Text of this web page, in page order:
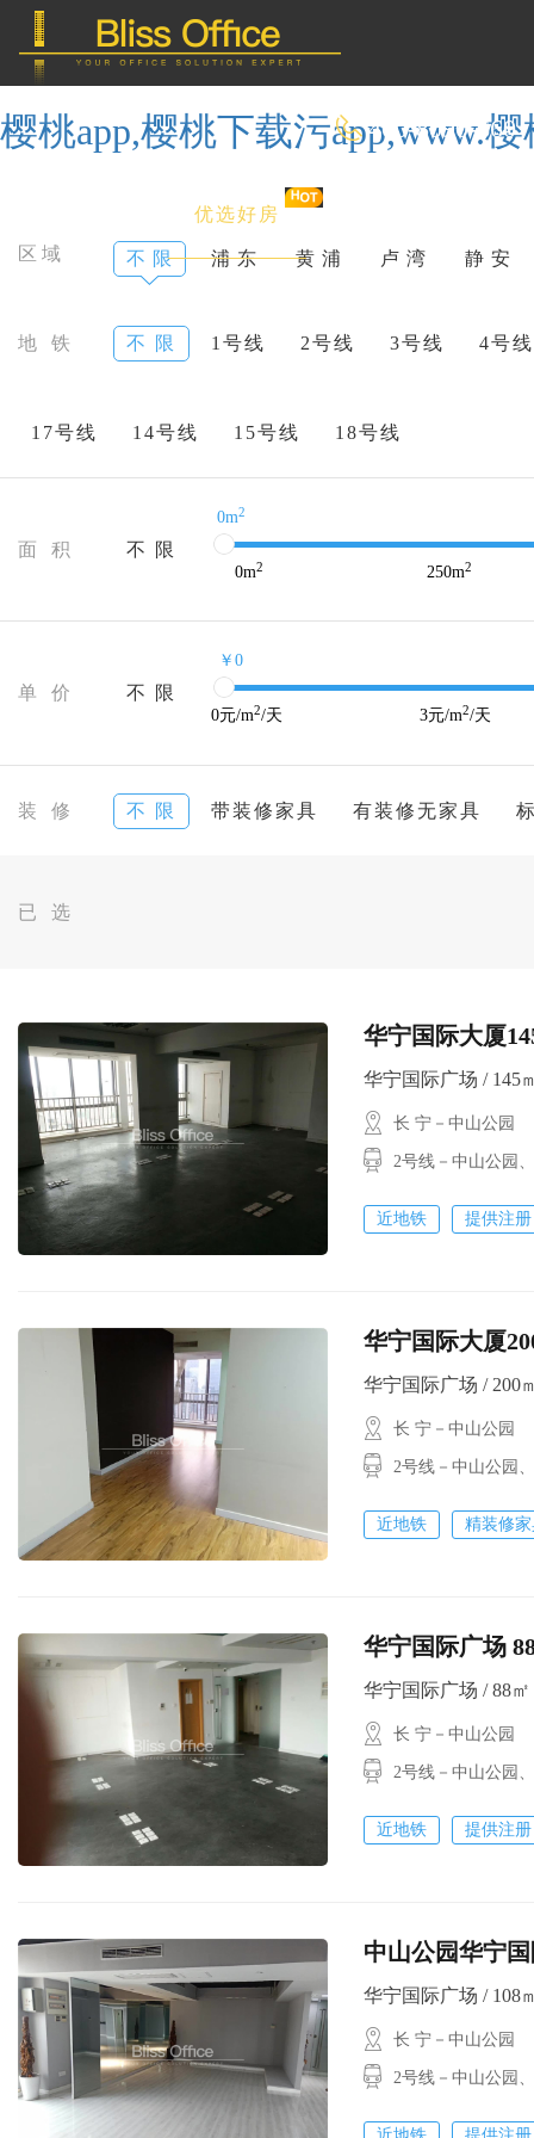
樱桃app,樱桃下载污app,www.
400-8090-660
优选好房
区域 不 限 浦 东 黄 浦 卢 湾 静 安
地 铁 不 限 1号线 2号线 3号线 4号线
17号线 14号线 15号线 18号线
面 积 不 限
0m2
0m2 250m2
单 价 不 限
￥0
0元/m2/天 3元/m2/天
装 修 不 限 带装修家具 有装修无家具
已 选
华宁国际大厦
华宁国际广场 / 145
长 宁－中山公园
2号线－中山公园
近地铁 提供注册
华宁国际大厦
华宁国际广场 / 200
长 宁－中山公园
2号线－中山公园
近地铁 精装修
华宁国际广场
华宁国际广场 / 88㎡
长 宁－中山公园
2号线－中山公园
近地铁 提供注册
中山公园华宁
华宁国际广场 / 108
长 宁－中山公园
2号线－中山公园